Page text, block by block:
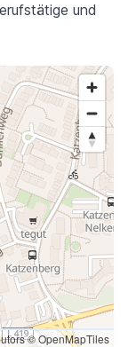
und
© OpenMapTiles